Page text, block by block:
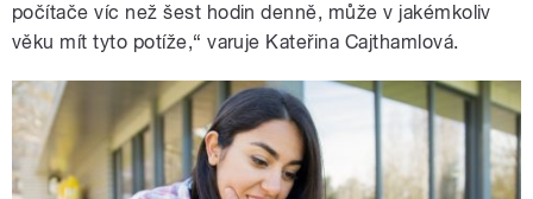
počítače víc než šest hodin denně, může v jakémkoliv
věku mít tyto potíže,“ varuje Kateřina Cajthamlová.